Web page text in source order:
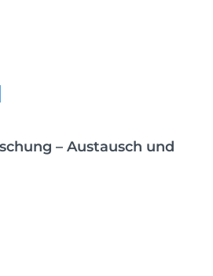
– Austausch und